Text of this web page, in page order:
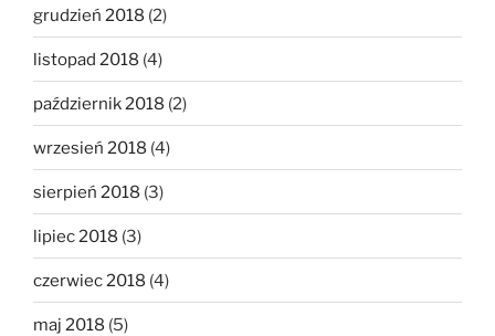
grudzień 2018 (2)
listopad 2018 (4)
październik 2018 (2)
wrzesień 2018 (4)
sierpień 2018 (3)
lipiec 2018 (3)
czerwiec 2018 (4)
maj 2018 (5)